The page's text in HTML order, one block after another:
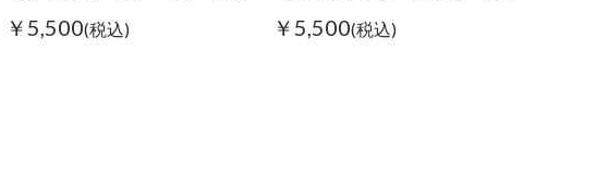
￥5,500(税込) ￥5,500(税込)